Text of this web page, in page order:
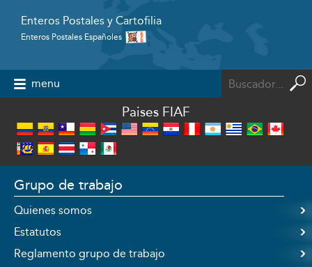
Enteros Postales y Cartofilia
Enteros Postales Españoles
menu
Paises FIAF
Grupo de trabajo
Quienes somos
Estatutos
Reglamento grupo de trabajo